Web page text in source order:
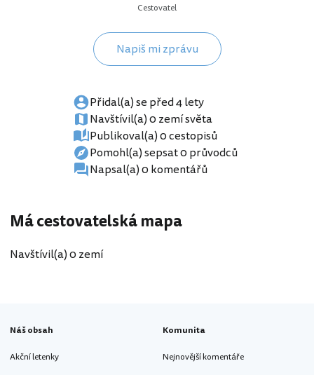
Cestovatel
Napiš mi zprávu
Přidal(a) se před 4 lety
Navštívil(a) 0 zemí světa
Publikoval(a) 0 cestopisů
Pomohl(a) sepsat 0 průvodců
Napsal(a) 0 komentářů
Má cestovatelská mapa
Navštívil(a) 0 zemí
Náš obsah
Akční letenky
Komunita
Nejnovější komentáře